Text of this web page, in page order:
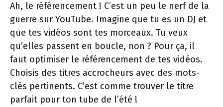
Ah, le référencement ! C’est un peu le nerf de la
guerre sur YouTube. Imagine que tu es un DJ et
que tes vidéos sont tes morceaux. Tu veux
qu’elles passent en boucle, non ? Pour ça, il
faut optimiser le référencement de tes vidéos.
Choisis des titres accrocheurs avec des mots-
clés pertinents. C’est comme trouver le titre
parfait pour ton tube de l’été !